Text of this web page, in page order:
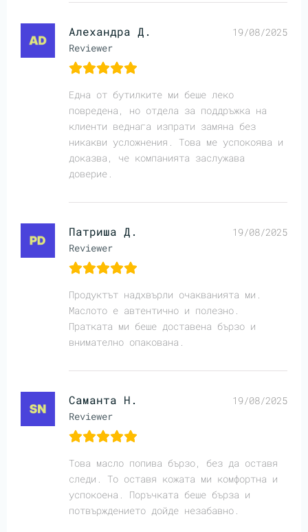
Алехандра Д.
Reviewer
19/08/2025
Една от бутилките ми беше леко
повредена, но отдела за поддръжка на
клиенти веднага изпрати замяна без
никакви усложнения. Това ме успокоява и
доказва, че компанията заслужава
доверие.
Патриша Д.
Reviewer
19/08/2025
Продуктът надхвърли очакванията ми.
Маслото е автентично и полезно.
Пратката ми беше доставена бързо и
внимателно опакована.
Саманта Н.
Reviewer
19/08/2025
Това масло попива бързо, без да оставя
следи. То оставя кожата ми комфортна и
успокоена. Поръчката беше бърза и
потвърждението дойде незабавно.